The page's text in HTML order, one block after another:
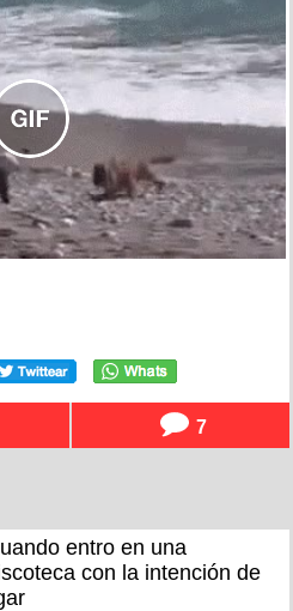
7
entro en una
con la intención de